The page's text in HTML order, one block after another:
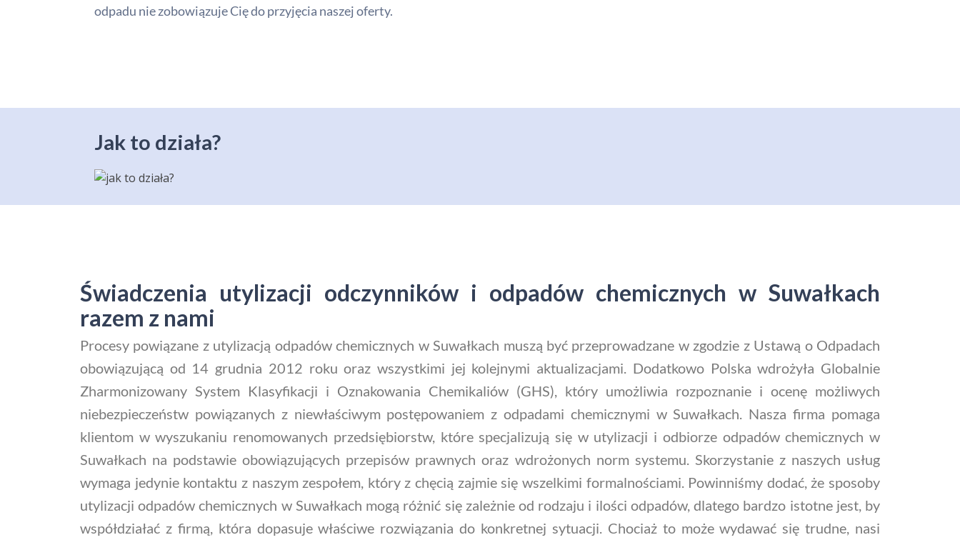
odpadu nie zobowiązuje Cię do przyjęcia naszej oferty.
Jak to działa?
Świadczenia utylizacji odczynników i odpadów chemicznych w Suwałkach
razem z nami
Procesy powiązane z utylizacją odpadów chemicznych w Suwałkach muszą być przeprowadzane w zgodzie z Ustawą o Odpadach
obowiązującą od 14 grudnia 2012 roku oraz wszystkimi jej kolejnymi aktualizacjami. Dodatkowo Polska wdrożyła Globalnie
Zharmonizowany System Klasyfikacji i Oznakowania Chemikaliów (GHS), który umożliwia rozpoznanie i ocenę możliwych
niebezpieczeństw powiązanych z niewłaściwym postępowaniem z odpadami chemicznymi w Suwałkach. Nasza firma pomaga
klientom w wyszukaniu renomowanych przedsiębiorstw, które specjalizują się w utylizacji i odbiorze odpadów chemicznych w
Suwałkach na podstawie obowiązujących przepisów prawnych oraz wdrożonych norm systemu. Skorzystanie z naszych usług
wymaga jedynie kontaktu z naszym zespołem, który z chęcią zajmie się wszelkimi formalnościami. Powinniśmy dodać, że sposoby
utylizacji odpadów chemicznych w Suwałkach mogą różnić się zależnie od rodzaju i ilości odpadów, dlatego bardzo istotne jest, by
współdziałać z firmą, która dopasuje właściwe rozwiązania do konkretnej sytuacji. Chociaż to może wydawać się trudne, nasi